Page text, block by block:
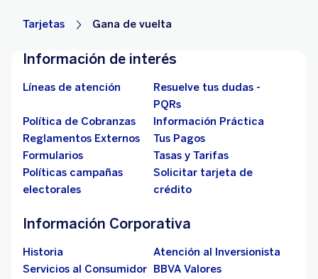
Tarjetas Gana de vuelta
Información de interés
Líneas de atención
Resuelve tus dudas -
PQRs
Política de Cobranzas
Información Práctica
Reglamentos Externos
Tus Pagos
Formularios
Tasas y Tarifas
Políticas campañas
electorales
Solicitar tarjeta de
crédito
Información Corporativa
Historia
Atención al Inversionista
Servicios al Consumidor BBVA Valores